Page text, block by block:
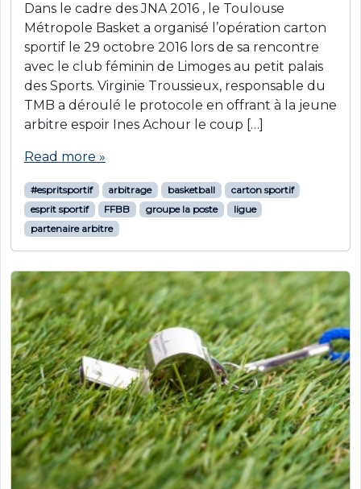
Dans le cadre des JNA 2016 , le Toulouse
Métropole Basket a organisé l’opération carton
sportif le 29 octobre 2016 lors de sa rencontre
avec le club féminin de Limoges au petit palais
des Sports. Virginie Troussieux, responsable du
TMB a déroulé le protocole en offrant à la jeune
arbitre espoir Ines Achour le coup […]
Read more »
#espritsportif arbitrage basketball
carton sportif
esprit sportif
FFBB groupe la poste
ligue
partenaire arbitre